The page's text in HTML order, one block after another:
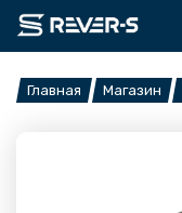
Перейти
Главная Магазин